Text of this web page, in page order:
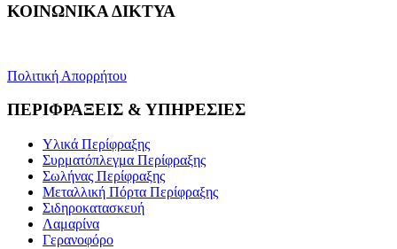
ΚΟΙΝΩΝΙΚΑ ΔΙΚΤΥΑ
Πολιτική Απορρήτου
ΠΕΡΙΦΡΑΞΕΙΣ & ΥΠΗΡΕΣΙΕΣ
Υλικά Περίφραξης
Συρματόπλεγμα Περίφραξης
Σωλήνας Περίφραξης
Μεταλλική Πόρτα Περίφραξης
Σιδηροκατασκευή
Λαμαρίνα
Γερανοφόρο